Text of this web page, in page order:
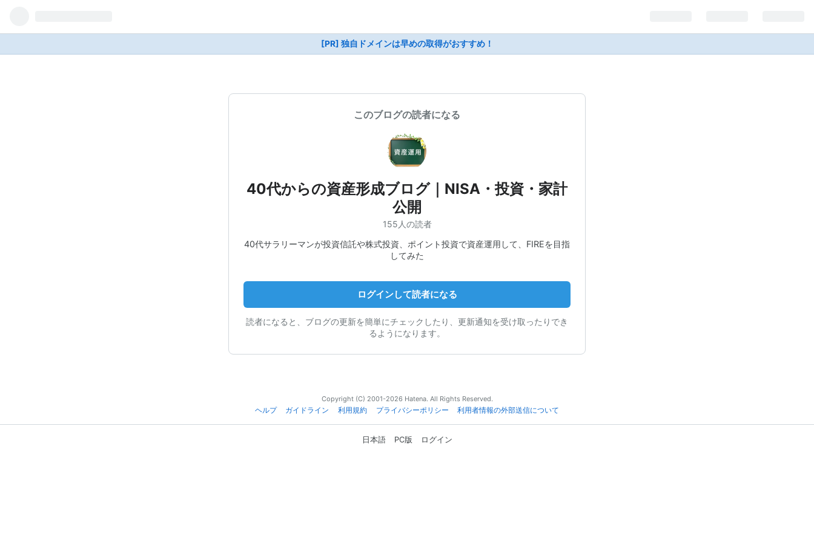
[PR] 独自ドメインは早めの取得がおすすめ！
このブログの読者になる
40代からの資産形成ブログ｜NISA・投資・家計
公開
155人の読者
40代サラリーマンが投資信託や株式投資、ポイント投資で資産運用して、FIREを目指
してみた
ログインして読者になる
読者になると、ブログの更新を簡単にチェックしたり、更新通知を受け取ったりでき
るようになります。
Copyright (C) 2001-2026 Hatena. All Rights Reserved.
ヘルプ
ガイドライン 利用規約 プライバシーポリシー 利用者情報の外部送信について
日本語 PC版 ログイン